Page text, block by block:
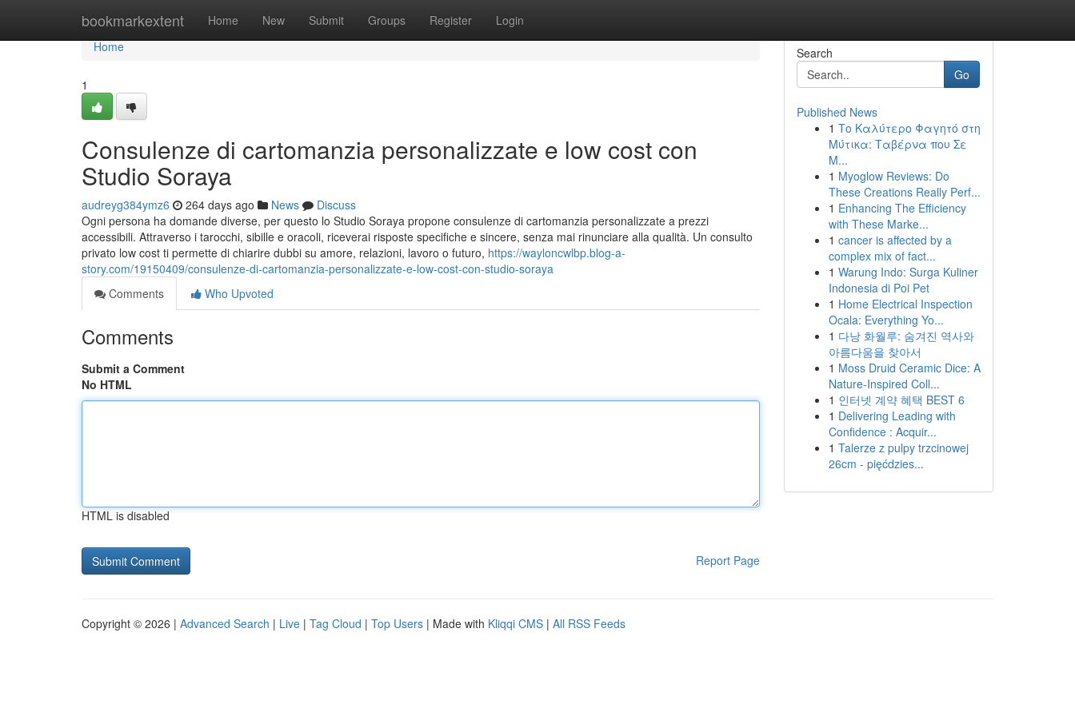
bookmarkextent Home New Submit Groups Register Login
Home
Home
1
Consulenze di cartomanzia personalizzate e low cost con
Studio Soraya
audreyg384ymz6 264 days ago News
Discuss
Ogni persona ha domande diverse, per questo lo Studio Soraya propone consulenze di cartomanzia personalizzate a prezzi
accessibili. Attraverso i tarocchi, sibille e oracoli, riceverai risposte specifiche e sincere, senza mai rinunciare alla qualità. Un consulto
privato low cost ti permette di chiarire dubbi su amore, relazioni, lavoro o futuro, https://wayloncwlbp.blog-a-
story.com/19150409/consulenze-di-cartomanzia-personalizzate-e-low-cost-con-studio-soraya
Comments
Who Upvoted
Comments
Submit a Comment
No HTML
HTML is disabled
Report Page
Search
Go
Published News
1 Το Καλύτερο Φαγητό στη
Μύτικα: Ταβέρνα που Σε
Μ...
1 Myoglow Reviews: Do
These Creations Really Perf...
1 Enhancing The Efficiency
with These Marke...
1 cancer is affected by a
complex mix of fact...
1 Warung Indo: Surga Kuliner
Indonesia di Poi Pet
1 Home Electrical Inspection
Ocala: Everything Yo...
1 다낭 화월루: 숨겨진 역사와
아름다움을 찾아서
1 Moss Druid Ceramic Dice: A
Nature-Inspired Coll...
1 인터넷 계약 혜택 BEST 6
1 Delivering Leading with
Confidence : Acquir...
1 Talerze z pulpy trzcinowej
26cm - pięćdzies...
Copyright © 2026 | Advanced Search | Live | Tag Cloud | Top Users | Made with Kliqqi CMS | All RSS Feeds